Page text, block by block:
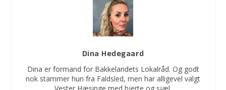
Dina Hedegaard
Dina er formand for Bakkelandets Lokalråd. Og godt
nok stammer hun fra Faldsled, men har alligevel valgt